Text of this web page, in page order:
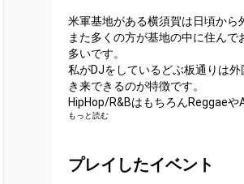
米軍基地がある横須賀は日頃から
また多くの方が基地の中に住ん
多いです。
私がDJをしているどぶ板通りは
き来できるのが特徴です。
HipHop/R&BはもちろんReggae
ります。
都内からも1時間くらいで遊びに
もっと読む
プレイしたイベント